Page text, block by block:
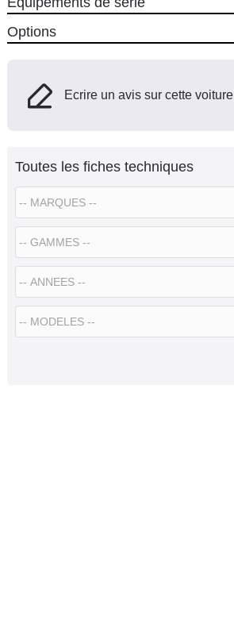
Options
Ecrire un avis sur cette voiture
Toutes les fiches techniques